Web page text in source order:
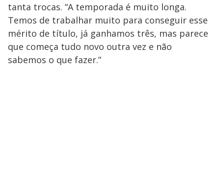
tanta trocas. “A temporada é muito longa.
Temos de trabalhar muito para conseguir esse
mérito de título, já ganhamos três, mas parece
que começa tudo novo outra vez e não
sabemos o que fazer.”